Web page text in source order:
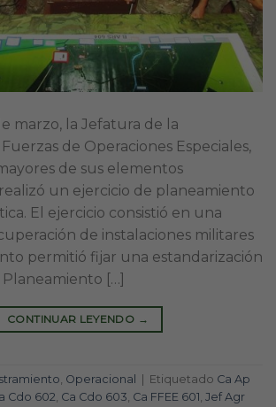
marzo, la Jefatura de la
de Operaciones Especiales,
de sus elementos
un ejercicio de planeamiento
El ejercicio consistió en una
de instalaciones militares
permitió fijar una estandarización
[…]
CONTINUAR LEYENDO →
, Operacional Etiquetado Ca Ap
Cdo 602, Ca Cdo 603, Ca FFEE 601, Jef Agr